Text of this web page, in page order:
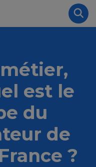
est le
du
de
?